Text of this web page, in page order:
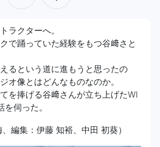
ラクターへ。
で踊っていた経験をもつ谷﨑さと
るという道に進もうと思ったの
オ像とはどんなものなのか。
を捧げる谷﨑さんが立ち上げたWI
伺った。
編集：伊藤 知裕、中田 初葵）